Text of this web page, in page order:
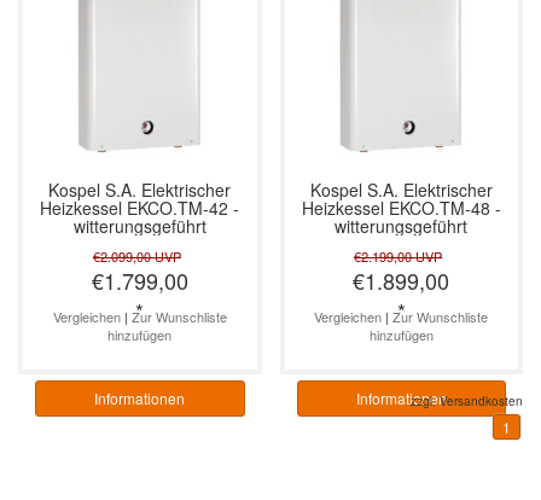
Kospel S.A. Elektrischer
Heizkessel EKCO.TM-42 -
witterungsgeführt
€2.099,00UVP
€1.799,00
*
Vergleichen| Zur Wunschliste
hinzufügen
Informationen
Kospel S.A. Elektrischer
Heizkessel EKCO.TM-48 -
witterungsgeführt
€2.199,00UVP
€1.899,00
*
Vergleichen |Zur Wunschliste
hinzufügen
Informationen
zzgl.Versandkosten
1